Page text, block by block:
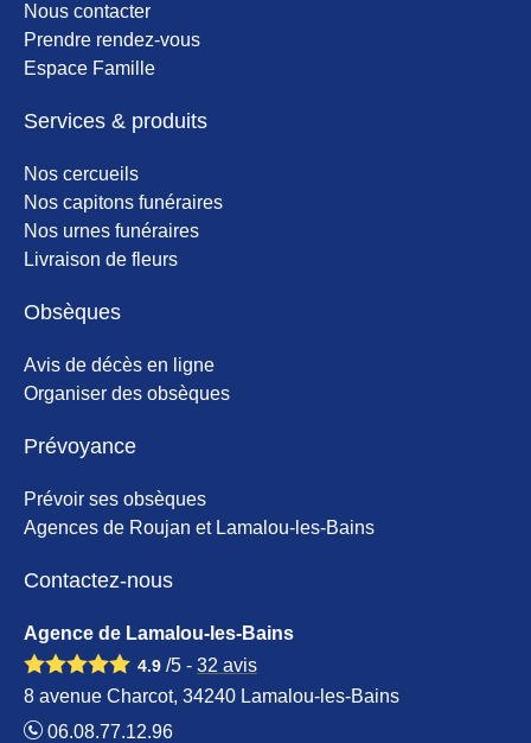
Nous contacter
Prendre rendez-vous
Espace Famille
Services & produits
Nos cercueils
Nos capitons funéraires
Nos urnes funéraires
Livraison de fleurs
Obsèques
Avis de décès en ligne
Organiser des obsèques
Prévoyance
Prévoir ses obsèques
Agences de Roujan et Lamalou-les-Bains
Contactez-nous
Agence de Lamalou-les-Bains
4.9 /5 - 32 avis
8 avenue Charcot, 34240 Lamalou-les-Bains
06.08.77.12.96